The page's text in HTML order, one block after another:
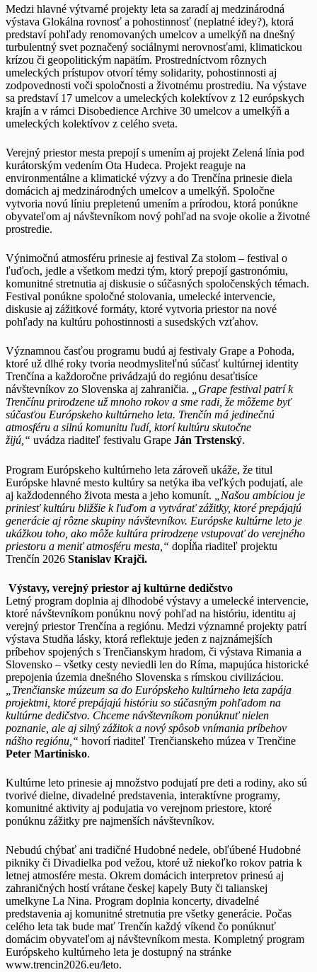
Medzi hlavné výtvarné projekty leta sa zaradí aj medzinárodná
výstava Glokálna rovnosť a pohostinnosť (neplatné idey?), ktorá
predstaví pohľady renomovaných umelcov a umelkýň na dnešný
turbulentný svet poznačený sociálnymi nerovnosťami, klimatickou
krízou či geopolitickým napätím. Prostredníctvom rôznych
umeleckých prístupov otvorí témy solidarity, pohostinnosti aj
zodpovednosti voči spoločnosti a životnému prostrediu. Na výstave
sa predstaví 17 umelcov a umeleckých kolektívov z 12 európskych
krajín a v rámci Disobedience Archive 30 umelcov a umelkýň a
umeleckých kolektívov z celého sveta.
Verejný priestor mesta prepojí s umením aj projekt Zelená línia pod
kurátorským vedením Ota Hudeca. Projekt reaguje na
environmentálne a klimatické výzvy a do Trenčína prinesie diela
domácich aj medzinárodných umelcov a umelkýň. Spoločne
vytvoria novú líniu prepletenú umením a prírodou, ktorá ponúkne
obyvateľom aj návštevníkom nový pohľad na svoje okolie a životné
prostredie.
Výnimočnú atmosféru prinesie aj festival Za stolom – festival o
ľuďoch, jedle a všetkom medzi tým, ktorý prepojí gastronómiu,
komunitné stretnutia aj diskusie o súčasných spoločenských témach.
Festival ponúkne spoločné stolovania, umelecké intervencie,
diskusie aj zážitkové formáty, ktoré vytvoria priestor na nové
pohľady na kultúru pohostinnosti a susedských vzťahov.
Významnou časťou programu budú aj festivaly Grape a Pohoda,
ktoré už dlhé roky tvoria neodmysliteľnú súčasť kultúrnej identity
Trenčína a každoročne privádzajú do regiónu desaťtisíce
návštevníkov zo Slovenska aj zahraničia.
„Grape festival patrí k
Trenčínu prirodzene už mnoho rokov a sme radi, že môžeme byť
súčasťou Európskeho kultúrneho leta. Trenčín má jedinečnú
atmosféru a silnú komunitu ľudí, ktorí kultúru skutočne
žijú,“ uvádza riaditeľ festivalu Grape Ján Trstenský.
Program Európskeho kultúrneho leta zároveň ukáže, že titul
Európske hlavné mesto kultúry sa netýka iba veľkých podujatí, ale
aj každodenného života mesta a jeho komunít.
„Našou ambíciou je
priniesť kultúru bližšie k ľuďom a vytvárať zážitky, ktoré prepájajú
generácie aj rôzne skupiny návštevníkov. Európske kultúrne leto je
ukážkou toho, ako môže kultúra prirodzene vstupovať do verejného
priestoru a meniť atmosféru mesta,“ dopĺňa riaditeľ projektu
Trenčín 2026 Stanislav Krajči.
Výstavy, verejný priestor aj kultúrne dedičstvo
Letný program doplnia aj dlhodobé výstavy a umelecké intervencie,
ktoré návštevníkom ponúknu nový pohľad na históriu, identitu aj
verejný priestor Trenčína a regiónu. Medzi významné projekty patrí
výstava Studňa lásky, ktorá reflektuje jeden z najznámejších
príbehov spojených s Trenčianskym hradom, či výstava Rimania a
Slovensko – všetky cesty neviedli len do Ríma, mapujúca historické
prepojenia územia dnešného Slovenska s rímskou civilizáciou.
„Trenčianske múzeum sa do Európskeho kultúrneho leta zapája
projektmi, ktoré prepájajú históriu so súčasným pohľadom na
kultúrne dedičstvo. Chceme návštevníkom ponúknuť nielen
poznanie, ale aj silný zážitok a nový spôsob vnímania príbehov
nášho regiónu,“ hovorí riaditeľ Trenčianskeho múzea v Trenčine
Peter Martinisko.
Kultúrne leto prinesie aj množstvo podujatí pre deti a rodiny, ako sú
tvorivé dielne, divadelné predstavenia, interaktívne programy,
komunitné aktivity aj podujatia vo verejnom priestore, ktoré
ponúknu zážitky pre najmenších návštevníkov.
Nebudú chýbať ani tradičné Hudobné nedele, obľúbené Hudobné
pikniky či Divadielka pod vežou, ktoré už niekoľko rokov patria k
letnej atmosfére mesta. Okrem domácich interpretov prinesú aj
zahraničných hostí vrátane českej kapely Buty či talianskej
umelkyne La Nina. Program doplnia koncerty, divadelné
predstavenia aj komunitné stretnutia pre všetky generácie. Počas
celého leta tak bude mať Trenčín každý víkend čo ponúknuť
domácim obyvateľom aj návštevníkom mesta. Kompletný program
Európskeho kultúrneho leta je dostupný na stránke
www.trencin2026.eu/leto.